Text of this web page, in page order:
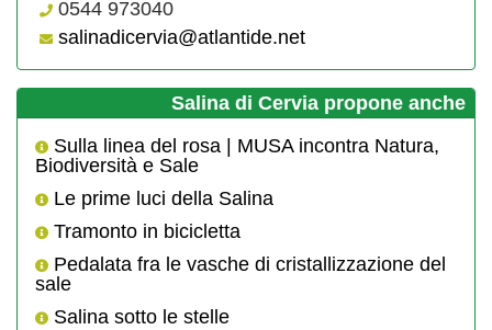
0544 973040
salinadicervia@atlantide.net
Salina di Cervia propone anche
Sulla linea del rosa | MUSA incontra Natura,
Biodiversità e Sale
Le prime luci della Salina
Tramonto in bicicletta
Pedalata fra le vasche di cristallizzazione del
sale
Salina sotto le stelle